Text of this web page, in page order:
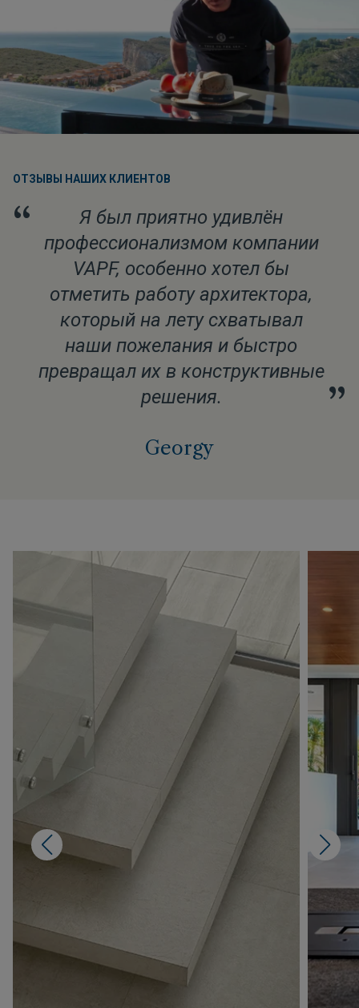
ОТЗЫВЫ НАШИХ КЛИЕНТОВ
“
Я был приятно удивлён
профессионализмом компании
VAPF, особенно хотел бы
отметить работу архитектора,
который на лету схватывал
наши пожелания и быстро
превращал их в конструктивные
решения.
”
Georgy